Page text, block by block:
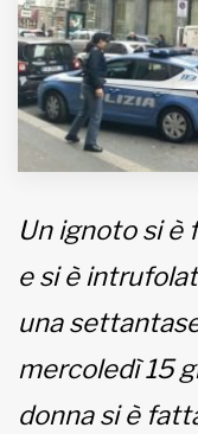
MUNICIPI
Inviateci le vostre
Bernardis
EDB edizioni - Via
Imbonati, 89 20159
Informativa sulla
Un ignoto si è
e si è
una
mercoledì 15
donna si è